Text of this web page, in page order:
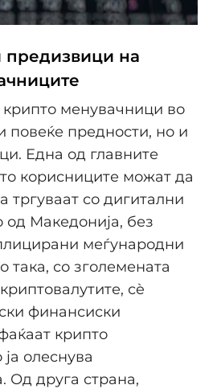
на
менувачници во
повеќе предности, но и
Една од главните
корисниците можат да
тргуваат со дигитални
од Македонија, без
меѓународни
така, со зголемената
сè
финансиски
крипто
олеснува
Од друга страна,